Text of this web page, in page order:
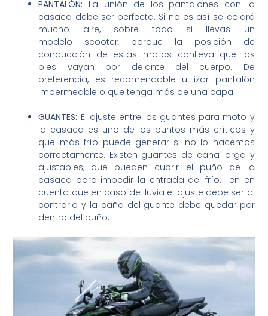
PANTALÓN: La unión de los pantalones con la
casaca debe ser perfecta. Si no es así se colará
mucho aire, sobre todo si llevas un
modelo scooter, porque la posición de
conducción de estas motos conlleva que los
pies vayan por delante del cuerpo. De
preferencia, es recomendable utilizar pantalón
impermeable o que tenga más de una capa.
GUANTES: El ajuste entre los guantes para moto y
la casaca es uno de los puntos más críticos y
que más frío puede generar si no lo hacemos
correctamente. Existen guantes de caña larga y
ajustables, que pueden cubrir el puño de la
casaca para impedir la entrada del frío. Ten en
cuenta que en caso de lluvia el ajuste debe ser al
contrario y la caña del guante debe quedar por
dentro del puño.